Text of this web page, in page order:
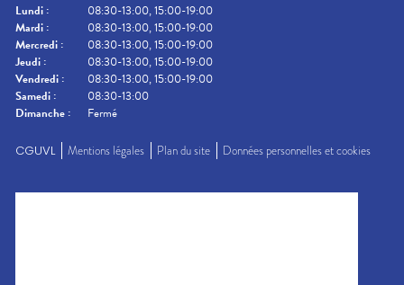
Lundi :
08:30-13:00, 15:00-19:00
Mardi :
08:30-13:00, 15:00-19:00
Mercredi :
08:30-13:00, 15:00-19:00
Jeudi :
08:30-13:00, 15:00-19:00
Vendredi :
08:30-13:00, 15:00-19:00
Samedi :
08:30-13:00
Dimanche : Fermé
CGUVL Mentions légales Plan du site Données personnelles et cookies